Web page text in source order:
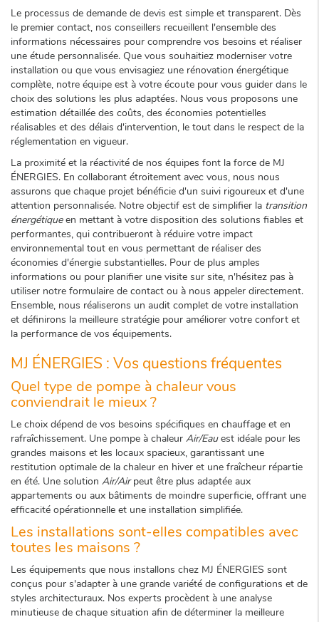
Le processus de demande de devis est simple et transparent. Dès
le premier contact, nos conseillers recueillent l'ensemble des
informations nécessaires pour comprendre vos besoins et réaliser
une étude personnalisée. Que vous souhaitiez moderniser votre
installation ou que vous envisagiez une rénovation énergétique
complète, notre équipe est à votre écoute pour vous guider dans le
choix des solutions les plus adaptées. Nous vous proposons une
estimation détaillée des coûts, des économies potentielles
réalisables et des délais d'intervention, le tout dans le respect de la
réglementation en vigueur.
La proximité et la réactivité de nos équipes font la force de MJ
ÉNERGIES. En collaborant étroitement avec vous, nous nous
assurons que chaque projet bénéficie d'un suivi rigoureux et d'une
attention personnalisée. Notre objectif est de simplifier la transition
énergétiqueen mettant à votre disposition des solutions fiables et
performantes, qui contribueront à réduire votre impact
environnemental tout en vous permettant de réaliser des
économies d'énergie substantielles. Pour de plus amples
informations ou pour planifier une visite sur site, n'hésitez pas à
utiliser notre formulaire de contact ou à nous appeler directement.
Ensemble, nous réaliserons un audit complet de votre installation
et définirons la meilleure stratégie pour améliorer votre confort et
la performance de vos équipements.
MJ ÉNERGIES : Vos questions fréquentes
Quel type de pompe à chaleur vous
conviendrait le mieux ?
Le choix dépend de vos besoins spécifiques en chauffage et en
rafraîchissement. Une pompe à chaleur Air/Eauest idéale pour les
grandes maisons et les locaux spacieux, garantissant une
restitution optimale de la chaleur en hiver et une fraîcheur répartie
en été. Une solution Air/Airpeut être plus adaptée aux
appartements ou aux bâtiments de moindre superficie, offrant une
efficacité opérationnelle et une installation simplifiée.
Les installations sont-elles compatibles avec
toutes les maisons ?
Les équipements que nous installons chez MJ ÉNERGIES sont
conçus pour s'adapter à une grande variété de configurations et de
styles architecturaux. Nos experts procèdent à une analyse
minutieuse de chaque situation afin de déterminer la meilleure